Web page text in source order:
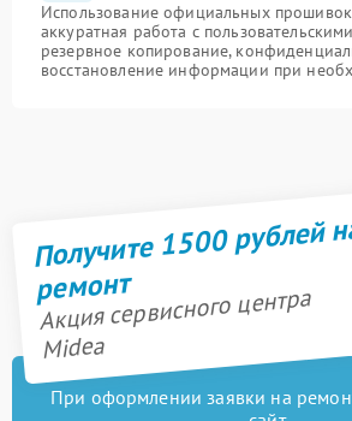
Использование официальных
аккуратная работа с
резервное копирование,
восстановление информации при
Получите 1500 рублей
ремонт
Акция сервисного центра
Midea
При оформлении заявки на